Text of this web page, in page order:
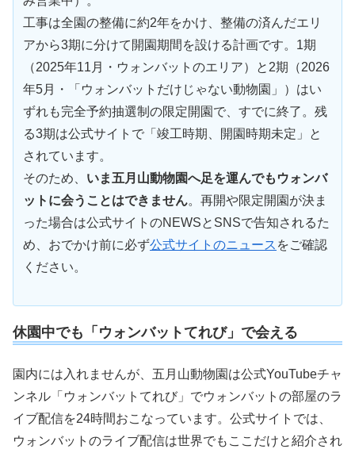
工事は全園の整備に約2年をかけ、整備の済んだエリ
アから3期に分けて開園期間を設ける計画です。1期
（2025年11月・ウォンバットのエリア）と2期（2026
年5月・「ウォンバットだけじゃない動物園」）はい
ずれも完全予約抽選制の限定開園で、すでに終了。残
る3期は公式サイトで「竣工時期、開園時期未定」と
されています。
そのため、 いま五月山動物園へ足を運んでもウォンバ
ットに会うことはできません。再開や限定開園が決ま
った場合は公式サイトのNEWSとSNSで告知されるた
め、おでかけ前に必ず公式サイトのニュース をご確認
ください。
休園中でも「ウォンバットてれび」で会える
園内には入れませんが、五月山動物園は公式YouTubeチャ
ンネル「ウォンバットてれび」でウォンバットの部屋のラ
イブ配信を24時間おこなっています。公式サイトでは、
ウォンバットのライブ配信は世界でもここだけと紹介され